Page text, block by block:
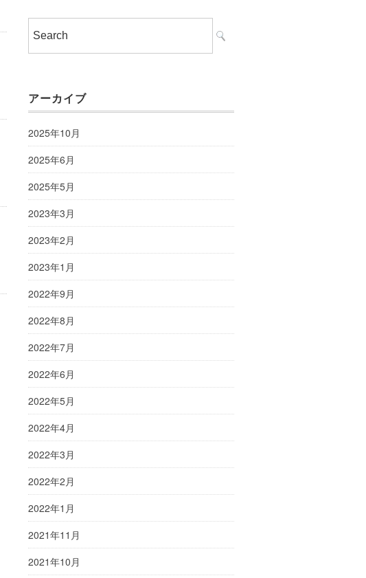
アーカイブ
2025年10月
2025年6月
2025年5月
2023年3月
2023年2月
2023年1月
2022年9月
2022年8月
2022年7月
2022年6月
2022年5月
2022年4月
2022年3月
2022年2月
2022年1月
2021年11月
2021年10月